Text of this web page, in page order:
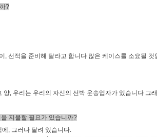
?
, 선적을 준비해 달라고 합니다 많은 케이스를 소요될 것
, 우리는 우리의 자신의 선박 운송업자가 있습니다 그
지불할 필요가 있습니까?
, 그러나 달려 있습니다.